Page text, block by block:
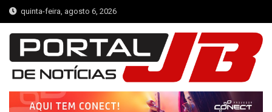
Skip
to
content
quinta-feira, agosto 6, 2026
Portal de Notícias JB
Notícias de Simplício Mendes e Região